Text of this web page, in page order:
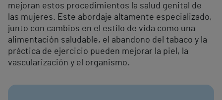
mejoran estos procedimientos la salud genital de
las mujeres. Este abordaje altamente especializado,
junto con cambios en el estilo de vida como una
alimentación saludable, el abandono del tabaco y la
práctica de ejercicio pueden mejorar la piel, la
vascularización y el organismo.